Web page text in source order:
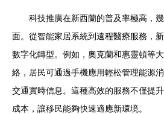
科技推廣在新西蘭的普及率極高，
面。從智能家居系統到遠程醫療服務，
數字化轉型。例如，奧克蘭和惠靈頓等
絡，居民可通過手機應用輕松管理能源
交通實時信息。這種高效的服務不僅提
成本，讓移民能夠快速適應新環境。